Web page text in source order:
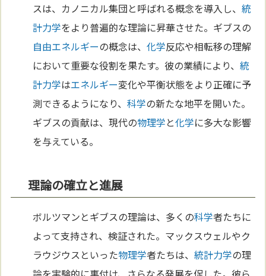
スは、カノニカル集団と呼ばれる概念を導入し、統
計力学をより普遍的な理論に昇華させた。ギブスの
自由エネルギーの概念は、化学反応や相転移の理解
において重要な役割を果たす。彼の業績により、統
計力学はエネルギー変化や平衡状態をより正確に予
測できるようになり、科学の新たな地平を開いた。
ギブスの貢献は、現代の物理学と化学に多大な影響
を与えている。
理論の確立と進展
ボルツマンとギブスの理論は、多くの科学者たちに
よって支持され、検証された。マックスウェルやク
ラウジウスといった物理学者たちは、統計力学の理